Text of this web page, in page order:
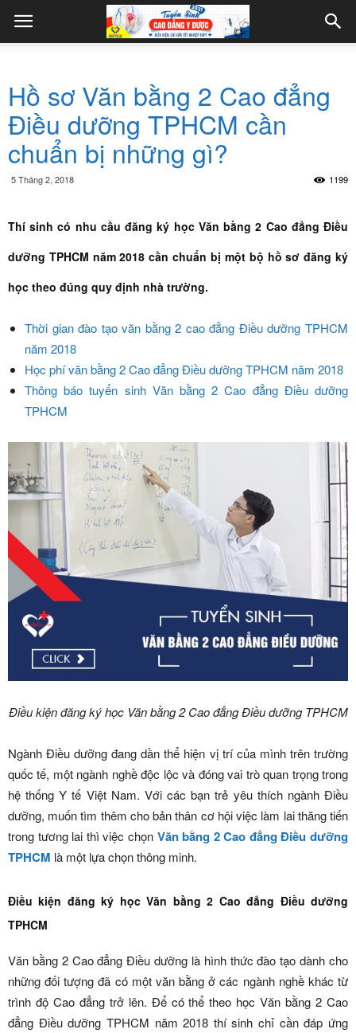
Hồ sơ Văn bằng 2 Cao đẳng
Điều dưỡng TPHCM cần
chuẩn bị những gì?
5 Tháng 2, 2018 1199
Thí sinh có nhu cầu đăng ký học Văn bằng 2 Cao đẳng Điều
dưỡng TPHCM năm 2018 cần chuẩn bị một bộ hồ sơ đăng ký
học theo đúng quy định nhà trường.
Thời gian đào tạo văn bằng 2 cao đẳng Điều dưỡng TPHCM
năm 2018
Học phí văn bằng 2 Cao đẳng Điều dưỡng TPHCM năm 2018
Thông báo tuyển sinh Văn bằng 2 Cao đẳng Điều dưỡng
TPHCM
Điều kiện đăng ký học Văn bằng 2 Cao đẳng Điều dưỡng TPHCM
Ngành Điều dưỡng đang dần thể hiện vị trí của mình trên trường
quốc tế, một ngành nghề độc lộc và đóng vai trò quan trọng trong
hệ thống Y tế Việt Nam. Với các bạn trẻ yêu thích ngành Điều
dưỡng, muốn tìm thêm cho bản thân cơ hội việc làm lai thăng tiến
trong tương lai thì việc chọn Văn bằng 2 Cao đẳng Điều dưỡng
TPHCM là một lựa chọn thông minh.
Điều kiện đăng ký học Văn bằng 2 Cao đẳng Điều dưỡng
TPHCM
Văn bằng 2 Cao đẳng Điều dưỡng là hình thức đào tạo dành cho
những đối tượng đã có một văn bằng ở các ngành nghề khác từ
trình độ Cao đẳng trở lên. Để có thể theo học Văn bằng 2 Cao
đẳng Điều dưỡng TPHCM năm 2018 thí sinh chỉ cần đáp ứng